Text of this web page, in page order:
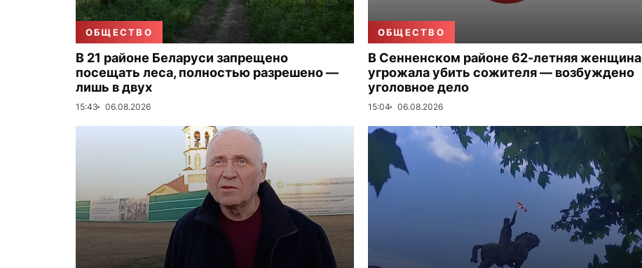
ОБЩЕСТВО
В 21 районе Беларуси запрещено
посещать леса, полностью разрешено —
лишь в двух
15:43 06.08.2026
ОБЩЕСТВО
В Сенненском районе 62-летняя женщина
угрожала убить сожителя — возбуждено
уголовное дело
15:04 06.08.2026